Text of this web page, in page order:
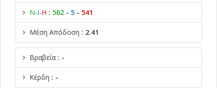
Ν-Ι-Η : 562 - 5 - 541
Μέση Απόδοση : 2.41
Βραβεία : -
Κέρδη : -